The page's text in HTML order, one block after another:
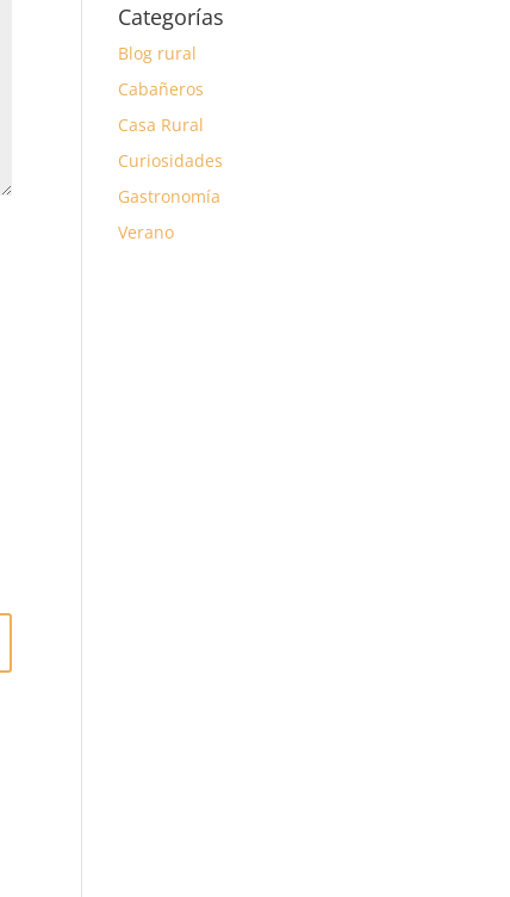
Categorías
Blog rural
Cabañeros
Casa Rural
Curiosidades
Gastronomía
Verano